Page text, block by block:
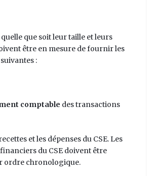
quelle que soit leur taille et leurs
être en mesure de fournir les
:
comptable des transactions
et les dépenses du CSE. Les
du CSE doivent être
ordre chronologique.